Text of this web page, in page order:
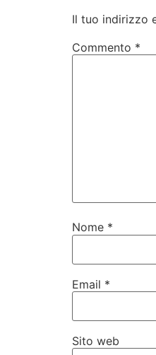
Il tuo indirizzo
Commento *
Nome *
Email *
Sito web